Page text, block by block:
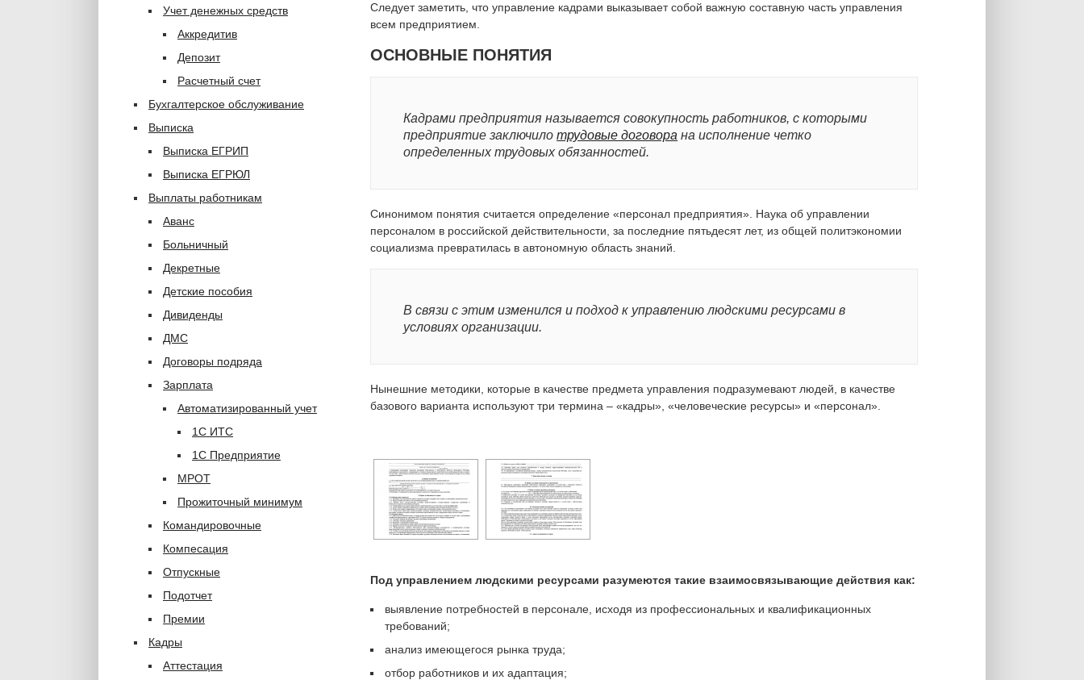
Следует заметить, что управление кадрами выказывает собой важную составную часть управления
всем предприятием.
ОСНОВНЫЕ ПОНЯТИЯ
Кадрами предприятия называется совокупность работников, с которыми
предприятие заключилотрудовые договора на исполнение четко
определенных трудовых обязанностей.
Синонимом понятия считается определение «персонал предприятия». Наука об управлении
персоналом в российской действительности, за последние пятьдесят лет, из общей политэкономии
социализма превратилась в автономную область знаний.
В связи с этим изменился и подход к управлению людскими ресурсами в
условиях организации.
Нынешние методики, которые в качестве предмета управления подразумевают людей, в качестве
базового варианта используют три термина – «кадры», «человеческие ресурсы» и «персонал».
Под управлением людскими ресурсами разумеются такие взаимосвязывающие действия как:
выявление потребностей в персонале, исходя из профессиональных и квалификационных
требований;
анализ имеющегося рынка труда;
отбор работников и их адаптация;
Учет денежных средств
Аккредитив
Депозит
Расчетный счет
Бухгалтерское обслуживание
Выписка
Выписка ЕГРИП
Выписка ЕГРЮЛ
Выплаты работникам
Аванс
Больничный
Декретные
Детские пособия
Дивиденды
ДМС
Договоры подряда
Зарплата
Автоматизированный учет
1С ИТС
1С Предприятие
МРОТ
Прожиточный минимум
Командировочные
Компесация
Отпускные
Подотчет
Премии
Кадры
Аттестация